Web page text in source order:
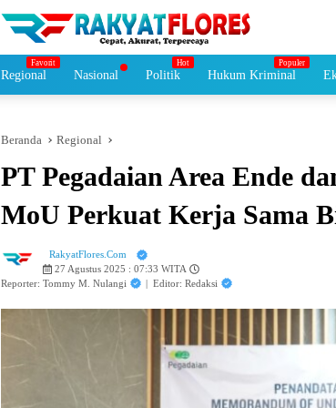
Regional Nasional Politik Hukum Kriminal
Beranda Regional
PT Pegadaian Area Ende
MoU Perkuat Kerja Sama
RakyatFlores.Com
27 Agustus 2025 : 07:33 WITA
Reporter: Tommy M. Nulangi
| Editor: Redaksi